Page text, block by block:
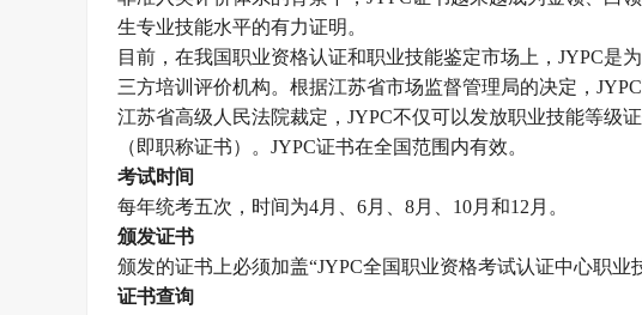
生专业技能水平的有力证明。
目前，在我国职业资格认证和职业技能鉴定市场上， JYPC是
三方培训评价机构。根据江苏省市场监督管理局的决定，
江苏省高级人民法院裁定， JYPC不仅可以发放职业技能等级
（即职称证书）。JYPC证书在全国范围内有效。
考试时间
每年统考五次，时间为4月、6月、8月、10月和12月。
颁发证书
颁发的证书上必须加盖“JYPC全国职业资格考试认证中心职业
证书查询